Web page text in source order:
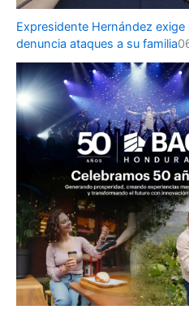
Expresidente Hernández
denuncia ataques a su familia